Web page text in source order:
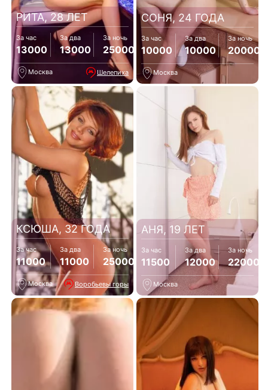
РИТА, 28 ЛЕТ
За час
13000
За два
13000
За ночь
25000
Москва Шелепиха
СОНЯ, 24 ГОДА
За час
10000
За два
10000
За ночь
20000
Москва
КСЮША, 32 ГОДА
За час
11000
За два
11000
За ночь
25000
Москва Воробьевы горы
АНЯ, 19 ЛЕТ
За час
11500
За два
12000
За ночь
22000
Москва